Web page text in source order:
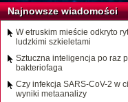
Najnowsze wiadomości
W etruskim mieście odkryto
ludzkimi szkieletami
Sztuczna inteligencja po raz
bakteriofaga
Czy infekcja SARS-CoV-2 w
wyniki metaanalizy